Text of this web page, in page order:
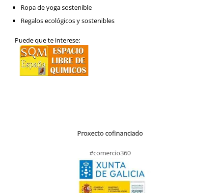
Ropa de yoga sostenible
Regalos ecológicos y sostenibles
Puede que te interese:
Proxecto cofinanciado
#comercio360